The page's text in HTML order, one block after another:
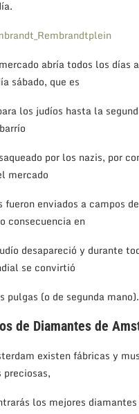
abría todos los días
sábado, que es
los judíos hasta la
por los nazis, por
mercado
fueron enviados a campos de
consecuencia en
desapareció y durante
se convirtió
pulgas (o de segunda mano).
de Diamantes de
existen fábricas y
los mejores